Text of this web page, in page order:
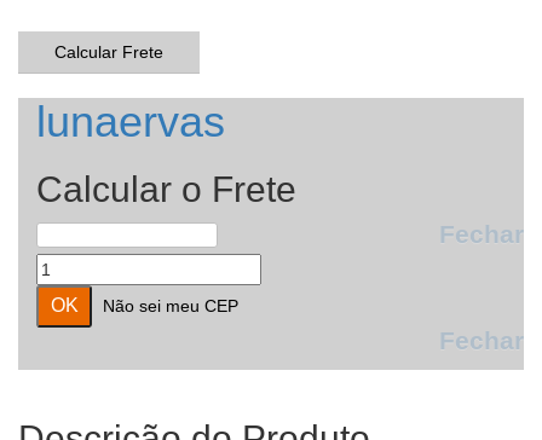
Calcular Frete
lunaervas
Calcular o Frete
Fechar
Não sei meu CEP
Fechar